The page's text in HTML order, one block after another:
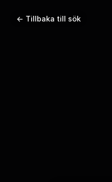
← Tillbaka till sök